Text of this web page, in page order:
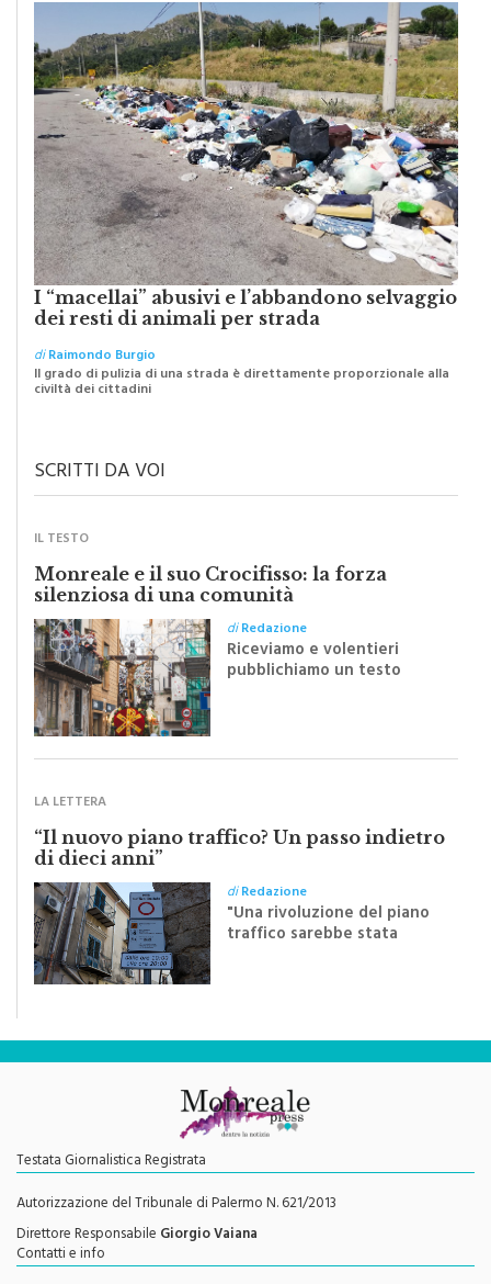
I “macellai” abusivi e l’abbandono selvaggio
dei resti di animali per strada
diRaimondo Burgio
Il grado di pulizia di una strada è direttamente proporzionale alla
civiltà dei cittadini
Monreale e il suo Crocifisso: la forza
silenziosa di una comunità
diRedazione
Riceviamo e volentieri
pubblichiamo un testo
inviato dalla scrittrice
monrealese Mariella
“Il nuovo piano traffico? Un passo indietro
di dieci anni”
"Una rivoluzione del piano
traffico sarebbe stata
efficace se preceduta da
una rivoluzione culturale"
Testata Giornalistica Registrata
Autorizzazione del Tribunale di Palermo N. 621/2013
Direttore ResponsabileGiorgio Vaiana
Contatti e info
redazione@monrealepress.it